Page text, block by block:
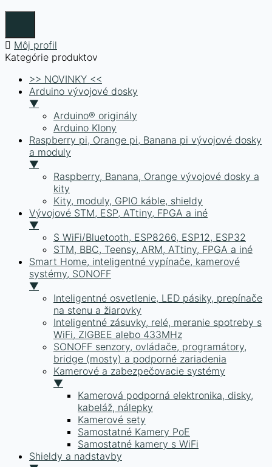
Môj profil
Kategórie produktov
>> NOVINKY <<
Arduino vývojové dosky
▼
Arduino® originály
Arduino Klony
Raspberry pi, Orange pi, Banana pi vývojové dosky
a moduly
▼
Raspberry, Banana, Orange vývojové dosky a
kity
Kity, moduly, GPIO káble, shieldy
Vývojové STM, ESP, ATtiny, FPGA a iné
▼
S WiFi/Bluetooth, ESP8266, ESP12, ESP32
STM, BBC, Teensy, ARM, ATtiny, FPGA a iné
Smart Home, inteligentné vypínače, kamerové
systémy, SONOFF
▼
Inteligentné osvetlenie, LED pásiky, prepínače
na stenu a žiarovky
Inteligentné zásuvky, relé, meranie spotreby s
WiFi, ZIGBEE alebo 433MHz
SONOFF senzory, ovládače, programátory,
bridge (mosty) a podporné zariadenia
Kamerové a zabezpečovacie systémy
▼
Kamerová podporná elektronika, disky,
kabeláž, nálepky
Kamerové sety
Samostatné Kamery PoE
Samostatné kamery s WiFi
Shieldy a nadstavby